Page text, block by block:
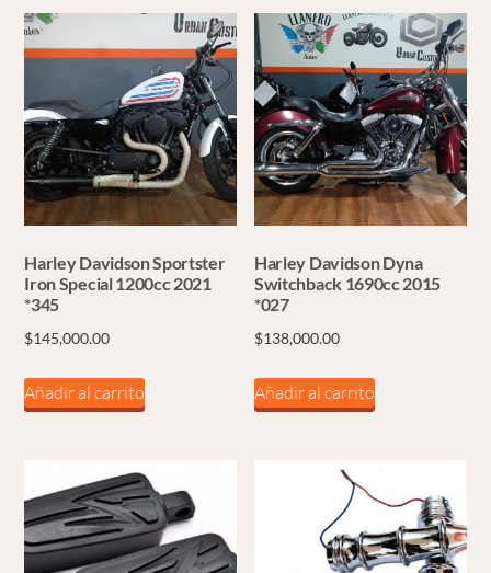
Harley Davidson Sportster
Iron Special 1200cc 2021
*345
$145,000.00
Añadir al carrito
Harley Davidson Dyna
Switchback 1690cc 2015
*027
$138,000.00
Añadir al carrito